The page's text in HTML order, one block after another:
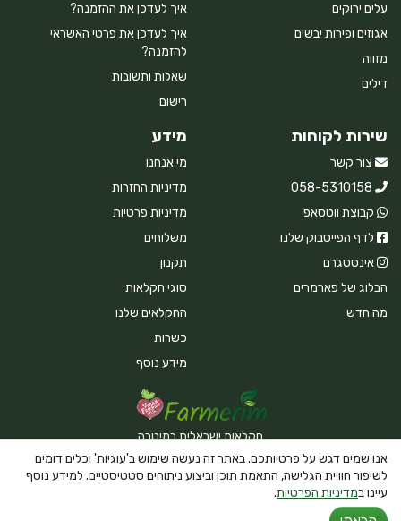
עלים ירוקים
אגוזים ופירות יבשים
מזווה
דילים
איך לעדכן את ההזמנה?
איך לעדכן את פרטי האשראי
להזמנה?
שאלות ותשובות
רישום
שירות לקוחות
צור קשר
058-5310158
קבוצת ווטסאפ
לדף הפייסבוק שלנו
אינסטגרם
הבלוג של פארמרים
מה חדש
מידע
מי אנחנו
מדיניות החזרות
מדיניות פרטיות
משלוחים
תקנון
סוגי חקלאות
החקלאים שלנו
כשרות
מידע נוסף
חקלאות ישראלית במיטבה
Powered By Farmerim
אנו שמים דגש על פרטיותכם. באתר זה נעשה שימוש ב'עוגיות' וכלים דומים
לשיפור חוויית הגלישה, התאמת תוכן וביצוע ניתוחים סטטיסטיים. למידע נוסף
עיינו במדיניות הפרטיות.